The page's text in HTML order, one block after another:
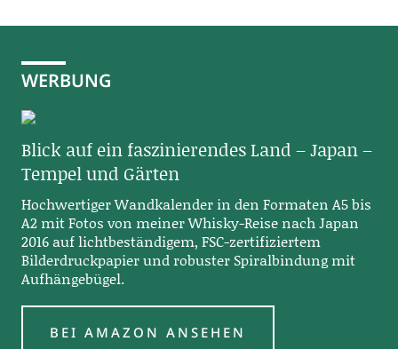
WERBUNG
Blick auf ein faszinierendes Land – Japan –
Tempel und Gärten
Hochwertiger Wandkalender in den Formaten A5 bis
A2 mit Fotos von meiner Whisky-Reise nach Japan
2016 auf lichtbeständigem, FSC-zertifiziertem
Bilderdruckpapier und robuster Spiralbindung mit
Aufhängebügel.
BEI AMAZON ANSEHEN